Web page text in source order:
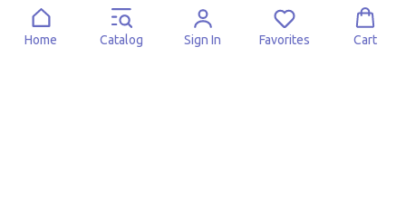
Home Catalog Sign In Favorites Cart
Акриловые ванные
Полотенцесушители водяные